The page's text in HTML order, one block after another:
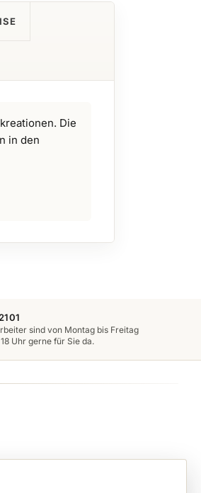
Die
in den
sind von Montag bis Freitag
Uhr gerne für Sie da.